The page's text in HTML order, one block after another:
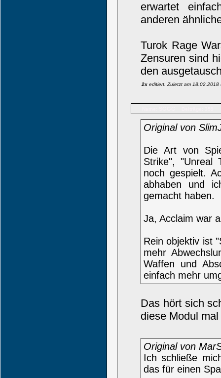
erwartet
anderen
Turok Rage
Zensuren sind
den
2x editiert. Zuletzt am 18.02.2018
Original von
Die Art von
Strike", "Unreal
noch gespielt.
abhaben und
gemacht haben.
Ja, Acclaim war
Rein objektiv ist
mehr
Waffen und
einfach mehr
Das hört sich
diese Modul
Original von
Ich schließe
das für einen